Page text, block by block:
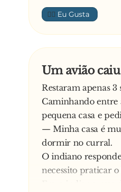
— Quer huga-bula
— Prefiro huga-
Aí, surgiram cinco
Finalmente,
O argentino
respondeu:
— Pois eu prefiro
E o chefe:
— Huga-bula nele
👍🏼
Um avião
Restaram apenas
Caminhando entre
pequena casa e
— Minha casa é
dormir no curral.
O indiano
necessito praticar